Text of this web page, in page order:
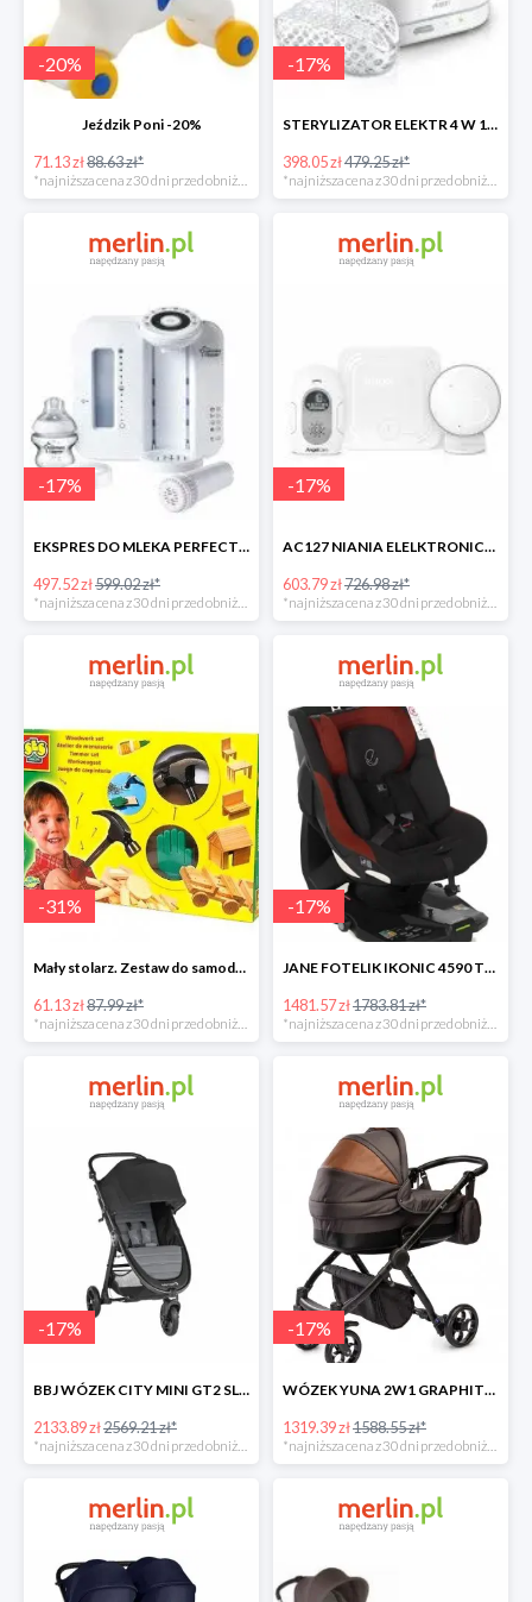
-20%
Jeździk Poni -20%
71.13 zł88.63 zł*
*najniższa cena z 30 dni przed obniżką
-17%
STERYLIZATOR ELEKTR 4 W 1 -17%
398.05 zł479.25 zł*
*najniższa cena z 30 dni przed obniżką
-17%
EKSPRES DO MLEKA PERFECT PREP Tommee Tippee -17%
497.52 zł599.02 zł*
-17%
AC127 NIANIA ELELKTRONICZNA Z CZUJNIKIEM RUCHU -17%
603.79 zł726.98 zł*
-31%
Mały stolarz. Zestaw do samodzielnego wykonania -30%
61.13 zł87.99 zł*
*najniższa cena z 30 dni przed obniżką
-17%
JANE FOTELIK IKONIC 4590 T77 NOMADS -17%
1481.57 zł1783.81 zł*
*najniższa cena z 30 dni przed obniżką
-17%
BBJ WÓZEK CITY MINI GT2 SLATE -17%
2133.89 zł2569.21 zł*
-17%
WÓZEK YUNA 2W1 GRAPHITE -17%
1319.39 zł1588.55 zł*